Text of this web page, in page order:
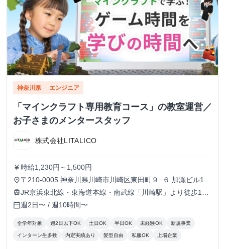
神奈川県 エンジニア
「マインクラフト専用教育コース」の教室運営／
お子さまのメンタースタッフ
株式会社LITALICO
currency_yen 時給1,230円～1,500円
place 〒210-0005 神奈川県川崎市川崎区東田町９−６ 加瀬ビル101
801号室 LITALICOワンダー川崎セカンド（2025年9月開校
予定）
trainJR京浜東北線・東海道本線・南武線「川崎駅」より徒歩10
分
calendar_today週2日〜 / 週10時間〜
全学年対象 週2日以下OK 土日OK 半日OK 未経験OK 新規事業
インターン生多数 内定実績あり 髪型自由 私服OK 上場企業